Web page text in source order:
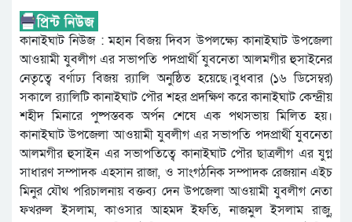
কানাইঘাট নিউজ : মহান বিজয় দিবস উপলক্ষ্যে কানাইঘাট উপজেলা
আওয়ামী যুবলীগ এর সভাপতি পদপ্রার্থী যুবনেতা আলমগীর হুসাইনের
নেতৃত্বে বর্ণাঢ্য বিজয় র‌্যালি অনুষ্ঠিত হয়েছে।বুধবার (১৬ ডিসেম্বর)
সকালে র‌্যালিটি কানাইঘাট পৌর শহর প্রদক্ষিণ করে কানাইঘাট কেন্দ্রীয়
শহীদ মিনারে পুষ্পস্তবক অর্পন শেষে এক পথসভায় মিলিত হয়।
কানাইঘাট উপজেলা আওয়ামী যুবলীগ এর সভাপতি পদপ্রার্থী যুবনেতা
আলমগীর হুসাইন এর সভাপতিত্বে কানাইঘাট পৌর ছাত্রলীগ এর যুগ্ন
সাধারণ সম্পাদক এহসান রাজা, ও সাংগঠনিক সম্পাদক রেজয়ান এইচ
মিনুর যৌথ পরিচালনায় বক্তব্য দেন উপজেলা আওয়ামী যুবলীগ নেতা
ফখরুল ইসলাম, কাওসার আহমদ ইফতি, নাজমুল ইসলাম রাজু,